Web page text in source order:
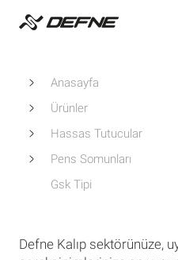
Anasayfa
Ürünler
Hassas Tutucular
Pens Somunları
Gsk Tipi
Defne Kalıp sektörünüze,